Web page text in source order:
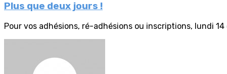
Plus que deux jours !
Pour vos adhésions, ré-adhésions ou inscriptions, lundi